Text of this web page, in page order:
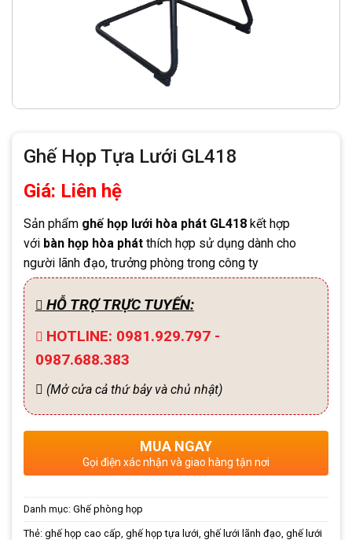
Ghế Họp Tựa Lưới GL418
Giá: Liên hệ
Sản phẩm ghế họp lưới hòa phát GL418 kết hợp
với bàn họp hòa phát thích hợp sử dụng dành cho
người lãnh đạo, trưởng phòng trong công ty
HỖ TRỢ TRỰC TUYẾN:
HOTLINE: 0981.929.797 -
0987.688.383
(Mở cửa cả thứ bảy và chủ nhật)
MUA NGAY
Gọi điện xác nhận và giao hàng tận nơi
Danh mục: Ghế phòng họp
Thẻ: ghế họp cao cấp ghế họp tựa lưới ghế lưới lãnh đạo ghế lưới